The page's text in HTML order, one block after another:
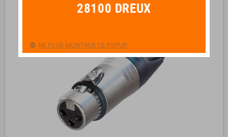
28100 DREUX
NE PLUS MONTRER CE POPUP.